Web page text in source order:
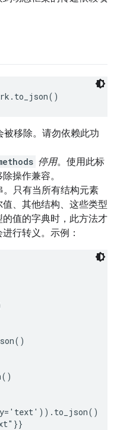
被移除。请勿依赖此功
停用。使用此标
操作兼容。
。只有当所有结构元素
值、其他结构、这些类型
值的字典时，此方法才
行转义。示例：